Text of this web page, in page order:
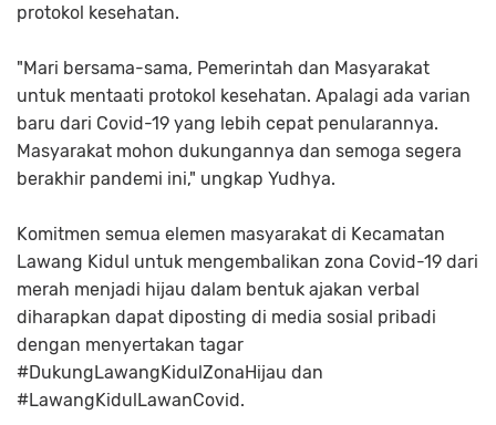
protokol kesehatan.
"Mari bersama-sama, Pemerintah dan Masyarakat
untuk mentaati protokol kesehatan. Apalagi ada varian
baru dari Covid-19 yang lebih cepat penularannya.
Masyarakat mohon dukungannya dan semoga segera
berakhir pandemi ini," ungkap Yudhya.
Komitmen semua elemen masyarakat di Kecamatan
Lawang Kidul untuk mengembalikan zona Covid-19 dari
merah menjadi hijau dalam bentuk ajakan verbal
diharapkan dapat diposting di media sosial pribadi
dengan menyertakan tagar
#DukungLawangKidulZonaHijau dan
#LawangKidulLawanCovid.